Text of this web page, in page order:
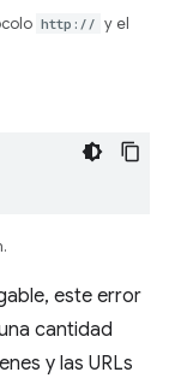
http:// y el
este error
cantidad
y las URLs